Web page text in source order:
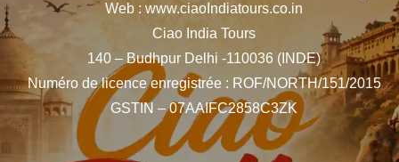
Web : www.ciaoIndiatours.co.in
Ciao India Tours
140 – Budhpur Delhi -110036 (INDE)
Numéro de licence enregistrée : ROF/NORTH/151/2015
GSTIN – 07AAIFC2858C3ZK